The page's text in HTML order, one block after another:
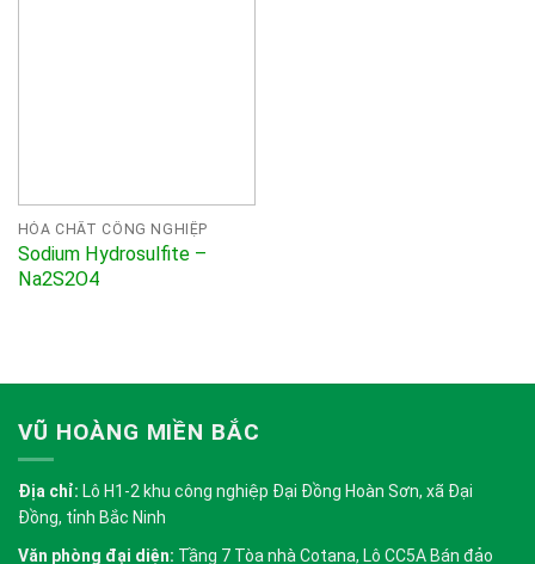
HÓA CHẤT CÔNG NGHIỆP
Sodium Hydrosulfite –
Na2S2O4
VŨ HOÀNG MIỀN BẮC
Địa chỉ: Lô H1-2 khu công nghiệp Đại Đồng Hoàn Sơn, xã Đại
Đồng, tỉnh Bắc Ninh
Văn phòng đại diện: Tầng 7 Tòa nhà Cotana, Lô CC5A Bán đảo